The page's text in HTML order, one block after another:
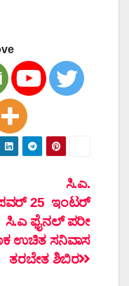
ಸಿ.ಎ.
25 ಇಂಟರ್
ಫೈನಲ್ ಪರೀ
ಉಚಿತ ಸನಿವಾಸ
ತರಬೇತ ಶಿಬಿರ